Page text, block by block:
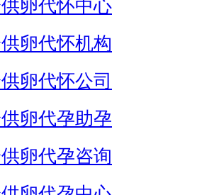
卵代怀中心
卵代怀机构
卵代怀公司
卵代孕助孕
卵代孕咨询